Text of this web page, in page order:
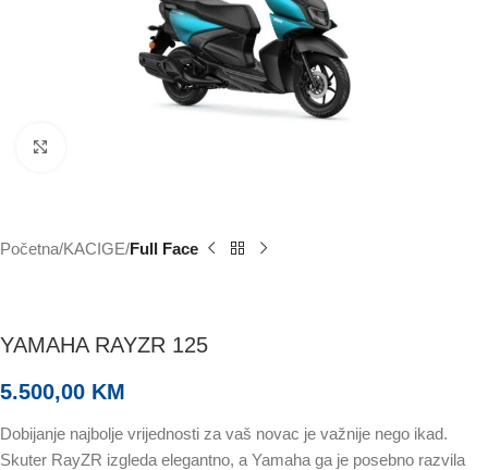
Početna KACIGE Full Face
YAMAHA RAYZR 125
5.500,00 KM
Dobijanje najbolje vrijednosti za vaš novac je važnije nego ikad.
Skuter RayZR izgleda elegantno, a Yamaha ga je posebno razvila